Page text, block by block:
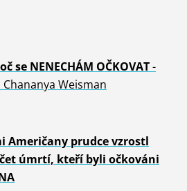
se NENECHÁM OČKOVAT-
Weisman
Američany prudce vzrostl
úmrtí, kteří byli očkováni